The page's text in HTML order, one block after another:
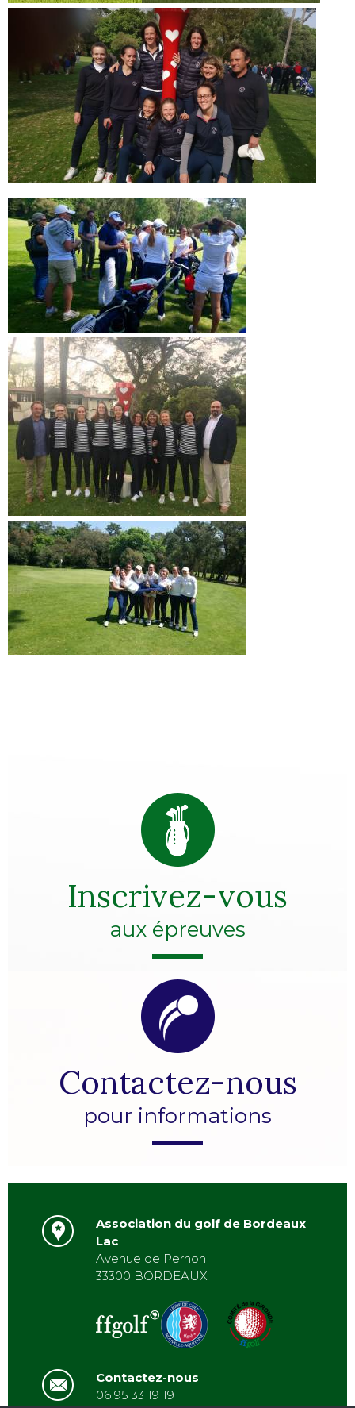
Inscrivez-vous
aux épreuves
Contactez-nous
pour informations
Association du golf de Bordeaux
Lac
Avenue de Pernon
33300 BORDEAUX
Contactez-nous
06 95 33 19 19